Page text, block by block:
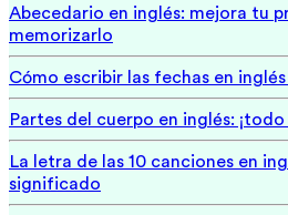
Abecedario en inglés: mejora tu
memorizarlo
Cómo escribir las fechas en
Partes del cuerpo en inglés:
La letra de las 10 canciones en
significado